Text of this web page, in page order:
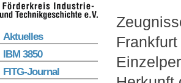
Aktuelles
IBM 3850
FITG-Journal